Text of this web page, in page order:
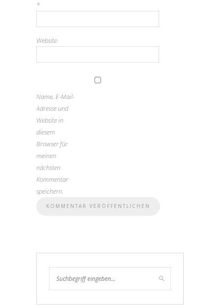
*
Website
Name, E-Mail-
Adresse und
Website in
diesem
Browser für
meinen
nächsten
Kommentar
speichern.